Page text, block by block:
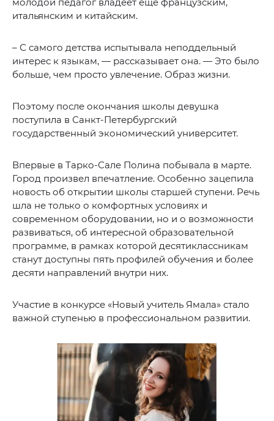
итальянским и китайским.
– С самого детства испытывала неподдельный
интерес к языкам, — рассказывает она. — Это было
больше, чем просто увлечение. Образ жизни.
Поэтому после окончания школы девушка
поступила в Санкт-Петербургский
государственный экономический университет.
Впервые в Тарко-Сале Полина побывала в марте.
Город произвел впечатление. Особенно зацепила
новость об открытии школы старшей ступени. Речь
шла не только о комфортных условиях и
современном оборудовании, но и о возможности
развиваться, об интересной образовательной
программе, в рамках которой десятиклассникам
станут доступны пять профилей обучения и более
десяти направлений внутри них.
Участие в конкурсе «Новый учитель Ямала» стало
важной ступенью в профессиональном развитии.